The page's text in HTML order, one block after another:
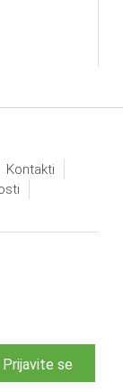
Kontakti